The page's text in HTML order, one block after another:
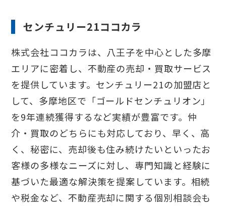
センチュリー21ココカラ
株式会社ココカラは、八王子を中心とした多摩
エリアに密着し、不動産の売却・買取サービス
を提供しています。センチュリー21の加盟店と
して、多摩地区で「ゴールドセンチュリオン」
を9年連続獲得するなど実績が豊富です。仲
介・買取のどちらにも対応しており、早く、高
く、秘密に、売却後も住み続けたいといったお
客様の多様なニーズに対し、専門知識と経験に
基づいた最適な解決策を提案しています。相続
や税金など、不動産売却に関する個別相談会も